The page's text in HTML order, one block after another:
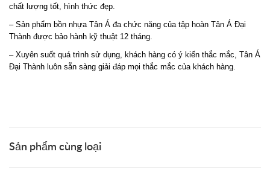
chất lượng tốt, hình thức đẹp.
– Sản phẩm bồn nhựa Tân Á đa chức năng của tập hoàn Tân Á Đại
Thành được bảo hành kỹ thuật 12 tháng.
– Xuyên suốt quá trình sử dụng, khách hàng có ý kiến thắc mắc, Tân Á
Đại Thành luôn sẵn sàng giải đáp mọi thắc mắc của khách hàng.
Sản phẩm cùng loại